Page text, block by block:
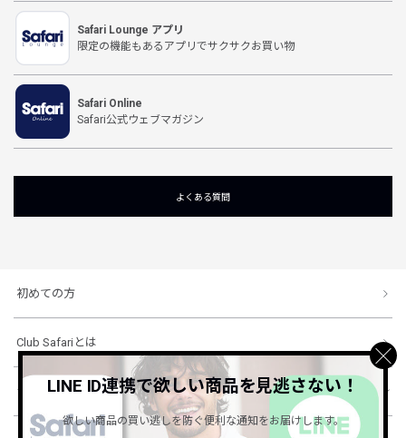
Safari Lounge アプリ
限定の機能もあるアプリでサクサクお買い物
Safari Online
Safari公式ウェブマガジン
よくある質問
初めての方
Club Safariとは
ショッピングガイド
LINE ID連携で欲しい商品を見逃さない！
欲しい商品の買い逃しを防ぐ便利な通知をお届けします。